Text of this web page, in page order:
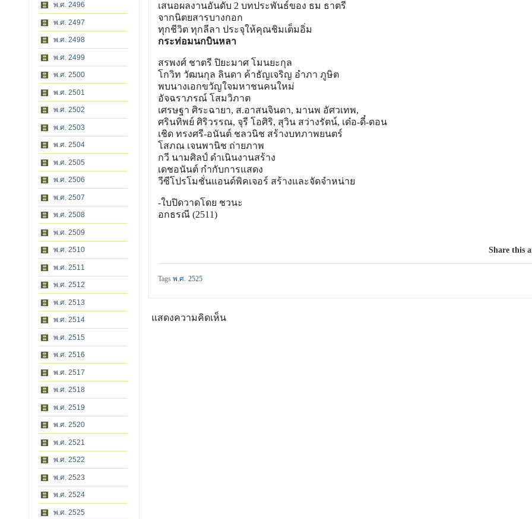
พ.ศ. 2496
พ.ศ. 2497
พ.ศ. 2498
พ.ศ. 2499
พ.ศ. 2500
พ.ศ. 2501
พ.ศ. 2502
พ.ศ. 2503
พ.ศ. 2504
พ.ศ. 2505
พ.ศ. 2506
พ.ศ. 2507
พ.ศ. 2508
พ.ศ. 2509
พ.ศ. 2510
พ.ศ. 2511
พ.ศ. 2512
พ.ศ. 2513
พ.ศ. 2514
พ.ศ. 2515
พ.ศ. 2516
พ.ศ. 2517
พ.ศ. 2518
พ.ศ. 2519
พ.ศ. 2520
พ.ศ. 2521
พ.ศ. 2522
พ.ศ. 2523
พ.ศ. 2524
พ.ศ. 2525
เสนอผลงานอันดับ 2 บทประพันธ์ของ ธม ธาตรี
จากนิตยสารบางกอก
ทุกชีวิต ทุกลีลา ประจุให้คุณชิมเต็มอิ่ม
กระท่อมนกบินหลา
สรพงศ์ ชาตรี ปิยะมาศ โมนยะกุล
โกวิท วัฒนกุล ลินดา ค้าธัญเจริญ อำภา ภูษิต
พบนางเอกขวัญใจมหาชนคนใหม่
อัจฉราภรณ์ โสมวิภาต
เศรษฐา ศิระฉายา, ส.อาสนจินดา, มานพ อัศวเทพ,
ศรินทิพย์ ศิริวรรณ, จุรี โอศิริ, สุวิน สว่างรัตน์, เด๋อ-ดี๋-ดอน
เชิด ทรงศรี-อนันต์ ชลวนิช สร้างบทภาพยนตร์
โสภณ เจนพานิช ถ่ายภาพ
กวี นามศิลป์ ดำเนินงานสร้าง
เดชอนันต์ กำกับการแสดง
วีซีโปรโมชั่นแอนด์พิคเจอร์ สร้างและจัดจำหน่าย
-ใบปิดวาดโดย ชวนะ
อกธรณี (2511)
Share this
Tagsพ.ศ. 2525
แสดงความคิดเห็น